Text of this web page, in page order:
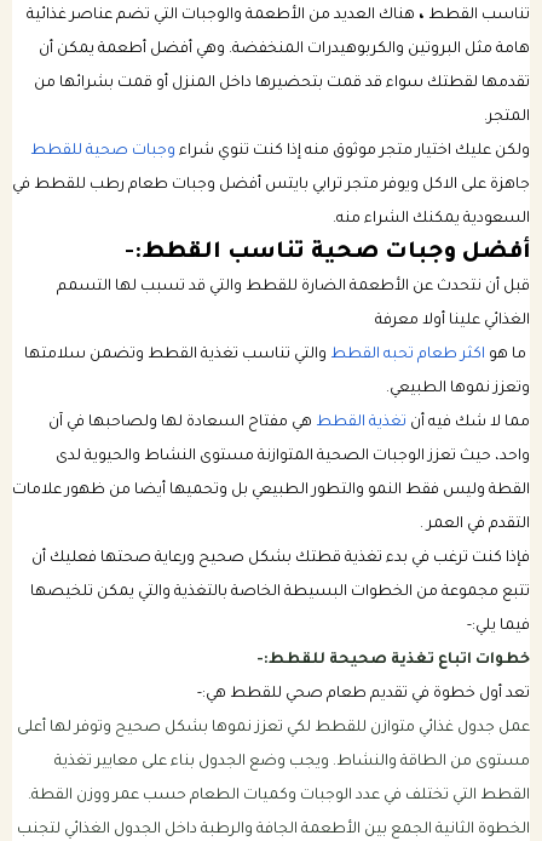
تناسب القطط،هناك العديد من الأطعمة والوجبات التي تضم عناصر غذائية
هامة مثل البروتين والكربوهيدرات المنخفضة. وهي أفضل أطعمة يمكن أن
تقدمها لقطتك سواء قد قمت بتحضيرها داخل المنزل أو قمت بشرائها من
المتجر.
ولكن عليك اختيار متجر موثوق منه إذا كنت تنوي شراءوجبات صحية للقطط
جاهزة على الاكل ويوفر متجر ترابي بايتس أفضل وجبات طعام رطب للقطط في
السعودية يمكنك الشراء منه.
أفضل وجبات صحية تناسب القطط:-
قبل أن نتحدث عن الأطعمة الضارة للقطط والتي قد تسبب لها التسمم
الغذائي علينا أولا معرفة
ما هواكثر طعام تحبه القططوالتي تناسب تغذية القطط وتضمن سلامتها
وتعزز نموها الطبيعي.
مما لا شك فيه أنتغذية القططهي مفتاح السعادة لها ولصاحبها في آن
واحد، حيث تعزز الوجبات الصحية المتوازنة مستوى النشاط والحيوية لدى
القطة وليس فقط النمو والتطور الطبيعي بل وتحميها أيضا من ظهور علامات
التقدم في العمر .
فإذا كنت ترغب في بدء تغذية قطتك بشكل صحيح ورعاية صحتها فعليك أن
تتبع مجموعة من الخطوات البسيطة الخاصة بالتغذية والتي يمكن تلخيصها
فيما يلي:-
خطوات اتباع تغذية صحيحة للقطط:-
تعد أول خطوة في تقديم طعام صحي للقطط هي:-
عمل جدول غذائي متوازن للقطط لكي تعزز نموها بشكل صحيح وتوفر لها أعلى
مستوى من الطاقة والنشاط. ويجب وضع الجدول بناء على معايير تغذية
القطط التي تختلف في عدد الوجبات وكميات الطعام حسب عمر ووزن القطة.
الخطوة الثانية الجمع بين الأطعمة الجافة والرطبة داخل الجدول الغذائي لتجنب